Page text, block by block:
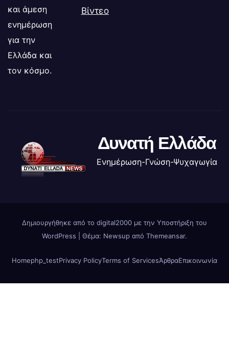
και άμεση
ενημέρωση
για την
Ελλάδα και
τον κόσμο.
Βίντεο
Δυνατή Ελλάδα
Ενημέρωση-Γνώση-Ψυχαγωγία
Δημιουργήθηκε από το digital2000 με την Υποστήριξη του
WordPress
Θέμα: Newsup από Themeansar.
Homephp_testPrivacy PolicyTerms of ServicesΆρθραΕπικοινωνία